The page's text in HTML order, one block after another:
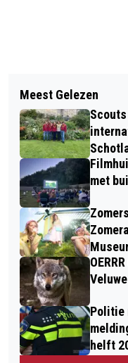
BESTAAN
TOMMELBOS
WIELRENNER
Meest Gelezen
met
Veluwe
Politie
helft